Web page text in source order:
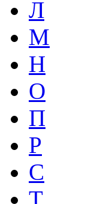
Л
М
Н
О
П
Р
С
Т